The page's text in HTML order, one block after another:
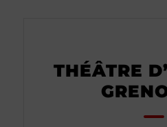
THÉÂTRE